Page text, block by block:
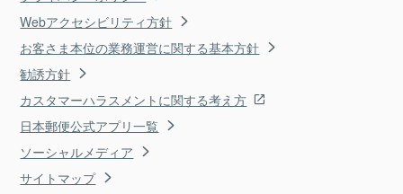
Webアクセシビリティ方針
お客さま本位の業務運営に関する基本方針
勧誘方針
カスタマーハラスメントに関する考え方
日本郵便公式アプリ一覧
ソーシャルメディア
サイトマップ